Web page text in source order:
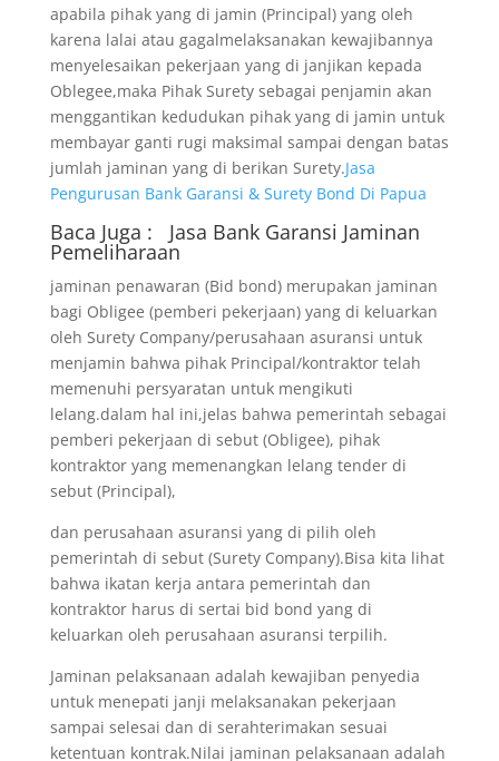
apabila pihak yang di jamin (Principal) yang oleh
karena lalai atau gagalmelaksanakan kewajibannya
menyelesaikan pekerjaan yang di janjikan kepada
Oblegee,maka Pihak Surety sebagai penjamin akan
menggantikan kedudukan pihak yang di jamin untuk
membayar ganti rugi maksimal sampai dengan batas
jumlah jaminan yang di berikan Surety.Jasa
Pengurusan Bank Garansi & Surety Bond Di Papua
Baca Juga : Jasa Bank Garansi Jaminan
Pemeliharaan
jaminan penawaran (Bid bond) merupakan jaminan
bagi Obligee (pemberi pekerjaan) yang di keluarkan
oleh Surety Company/perusahaan asuransi untuk
menjamin bahwa pihak Principal/kontraktor telah
memenuhi persyaratan untuk mengikuti
lelang.dalam hal ini,jelas bahwa pemerintah sebagai
pemberi pekerjaan di sebut (Obligee), pihak
kontraktor yang memenangkan lelang tender di
sebut (Principal),
dan perusahaan asuransi yang di pilih oleh
pemerintah di sebut (Surety Company).Bisa kita lihat
bahwa ikatan kerja antara pemerintah dan
kontraktor harus di sertai bid bond yang di
keluarkan oleh perusahaan asuransi terpilih.
Jaminan pelaksanaan adalah kewajiban penyedia
untuk menepati janji melaksanakan pekerjaan
sampai selesai dan di serahterimakan sesuai
ketentuan kontrak.Nilai jaminan pelaksanaan adalah